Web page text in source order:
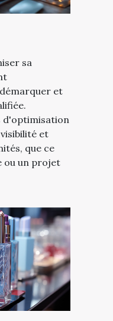
sa
et
d'optimisation
et
que ce
ou un projet